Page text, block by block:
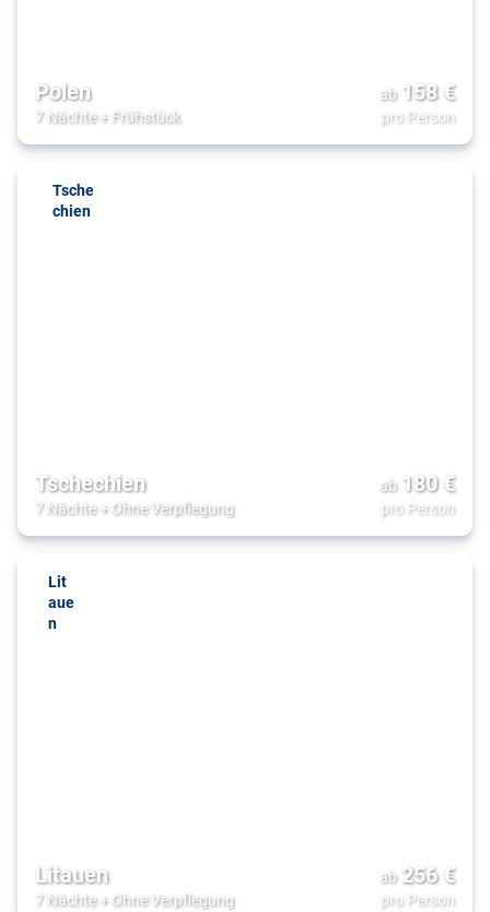
Polen
7 Nächte+ Frühstück
ab 158€
pro Person
Tsche
chien
Tschechien
7 Nächte+ Ohne Verpflegung
ab 180€
pro Person
Lit
aue
n
Litauen
7 Nächte+ Ohne Verpflegung
ab 256€
pro Person